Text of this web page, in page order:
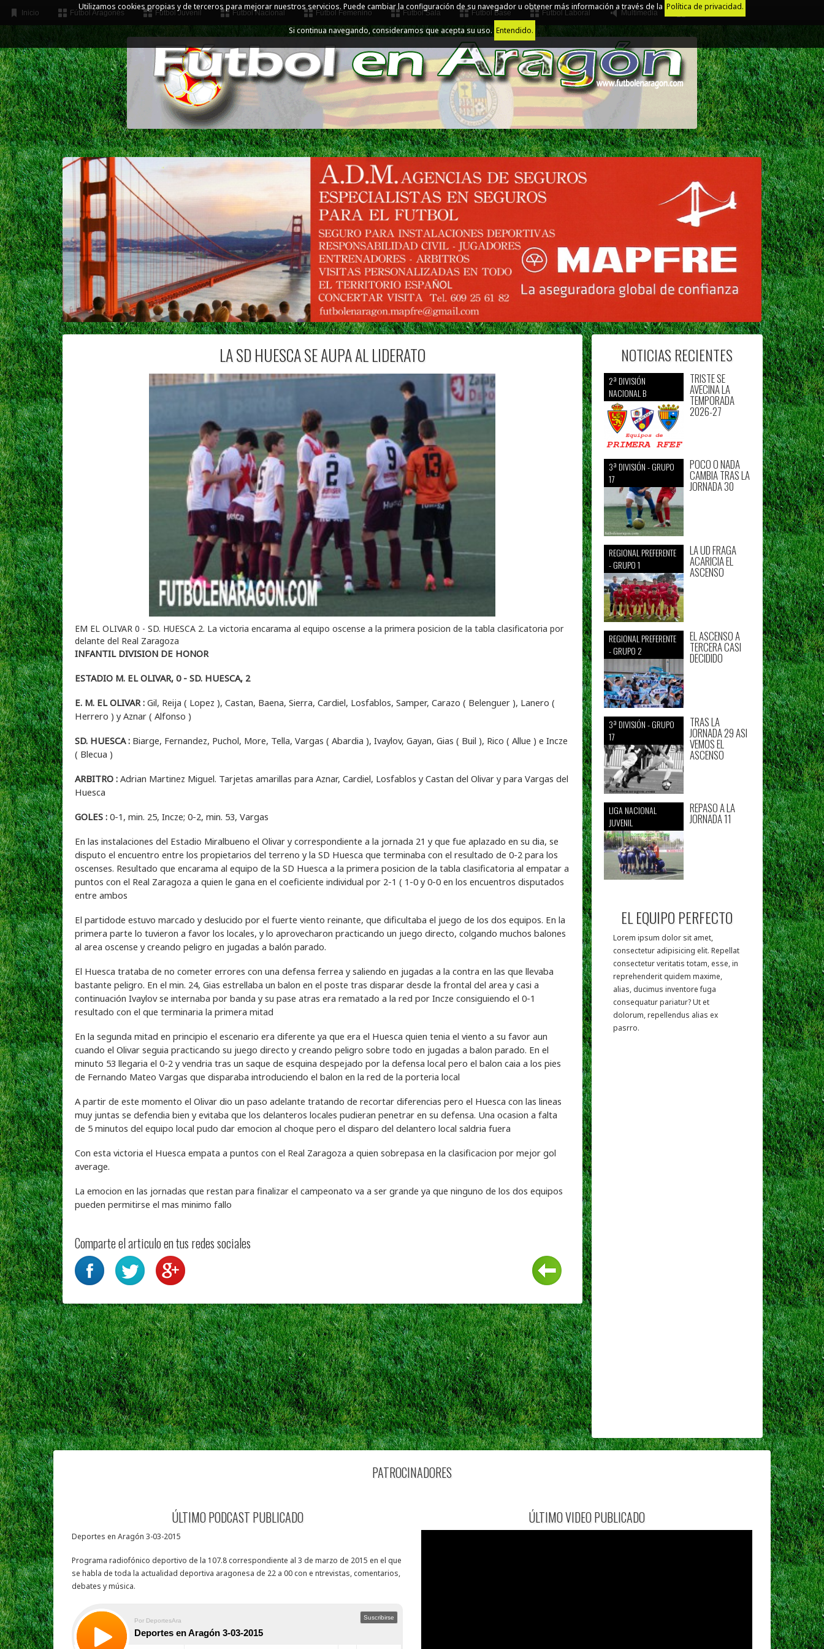
Utilizamos cookies propias y de terceros para mejorar nuestros servicios. Puede cambiar la configuración de su navegador u obtener más información a través de la Política de privacidad.
Si continua navegando, consideramos que acepta su uso. Entendido.
Inicio Fútbol Aragonés Fútbol Juvenil Fútbol Nacional Fútbol Femenino Fútbol Sala Fútbol Base Fútbol Laboral Multimedia Juego Limpio
LA SD HUESCA SE AUPA AL LIDERATO
EM EL OLIVAR 0 - SD. HUESCA 2. La victoria encarama al equipo oscense a la primera posicion de la tabla clasificatoria por
delante del Real Zaragoza
INFANTIL DIVISION DE HONOR
ESTADIO M. EL OLIVAR, 0 - SD. HUESCA, 2
E. M. EL OLIVAR : Gil, Reija ( Lopez ), Castan, Baena, Sierra, Cardiel, Losfablos, Samper, Carazo ( Belenguer ), Lanero (
Herrero ) y Aznar ( Alfonso )
SD. HUESCA : Biarge, Fernandez, Puchol, More, Tella, Vargas ( Abardia ), Ivaylov, Gayan, Gias ( Buil ), Rico ( Allue ) e Incze
( Blecua )
ARBITRO : Adrian Martinez Miguel. Tarjetas amarillas para Aznar, Cardiel, Losfablos y Castan del Olivar y para Vargas del
Huesca
GOLES : 0-1, min. 25, Incze; 0-2, min. 53, Vargas
En las instalaciones del Estadio Miralbueno el Olivar y correspondiente a la jornada 21 y que fue aplazado en su dia, se
disputo el encuentro entre los propietarios del terreno y la SD Huesca que terminaba con el resultado de 0-2 para los
oscenses. Resultado que encarama al equipo de la SD Huesca a la primera posicion de la tabla clasificatoria al empatar a
puntos con el Real Zaragoza a quien le gana en el coeficiente individual por 2-1 ( 1-0 y 0-0 en los encuentros disputados
entre ambos
El partidode estuvo marcado y deslucido por el fuerte viento reinante, que dificultaba el juego de los dos equipos. En la
primera parte lo tuvieron a favor los locales, y lo aprovecharon practicando un juego directo, colgando muchos balones
al area oscense y creando peligro en jugadas a balón parado.
El Huesca trataba de no cometer errores con una defensa ferrea y saliendo en jugadas a la contra en las que llevaba
bastante peligro. En el min. 24, Gias estrellaba un balon en el poste tras disparar desde la frontal del area y casi a
continuación Ivaylov se internaba por banda y su pase atras era rematado a la red por Incze consiguiendo el 0-1
resultado con el que terminaria la primera mitad
En la segunda mitad en principio el escenario era diferente ya que era el Huesca quien tenia el viento a su favor aun
cuando el Olivar seguia practicando su juego directo y creando peligro sobre todo en jugadas a balon parado. En el
minuto 53 llegaria el 0-2 y vendria tras un saque de esquina despejado por la defensa local pero el balon caia a los pies
de Fernando Mateo Vargas que disparaba introduciendo el balon en la red de la porteria local
A partir de este momento el Olivar dio un paso adelante tratando de recortar diferencias pero el Huesca con las lineas
muy juntas se defendia bien y evitaba que los delanteros locales pudieran penetrar en su defensa. Una ocasion a falta
de 5 minutos del equipo local pudo dar emocion al choque pero el disparo del delantero local saldria fuera
Con esta victoria el Huesca empata a puntos con el Real Zaragoza a quien sobrepasa en la clasificacion por mejor gol
average.
La emocion en las jornadas que restan para finalizar el campeonato va a ser grande ya que ninguno de los dos equipos
pueden permitirse el mas minimo fallo
Comparte el articulo en tus redes sociales
NOTICIAS RECIENTES
2ª DIVISIÓN
NACIONAL B
TRISTE SE
AVECINA LA
TEMPORADA
2026-27
3ª DIVISIÓN - GRUPO
17
POCO O NADA
CAMBIA TRAS LA
JORNADA 30
REGIONAL PREFERENTE
- GRUPO 1
LA UD FRAGA
ACARICIA EL
ASCENSO
REGIONAL PREFERENTE
- GRUPO 2
EL ASCENSO A
TERCERA CASI
DECIDIDO
3ª DIVISIÓN - GRUPO
17
TRAS LA
JORNADA 29 ASI
VEMOS EL
ASCENSO
LIGA NACIONAL
JUVENIL
REPASO A LA
JORNADA 11
EL EQUIPO PERFECTO
Lorem ipsum dolor sit amet,
consectetur adipisicing elit. Repellat
consectetur veritatis totam, esse, in
reprehenderit quidem maxime,
alias, ducimus inventore fuga
consequatur pariatur? Ut et
dolorum, repellendus alias ex
pasrro.
PATROCINADORES
ÚLTIMO PODCAST PUBLICADO
Deportes en Aragón 3-03-2015
Programa radiofónico deportivo de la 107.8 correspondiente al 3 de marzo de 2015 en el que
se habla de toda la actualidad deportiva aragonesa de 22 a 00 con e ntrevistas, comentarios,
debates y música.
ÚLTIMO VIDEO PUBLICADO